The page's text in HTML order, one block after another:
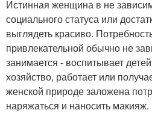
Истинная женщина в не
социального статуса или
выглядеть красиво.
привлекательной обычно не
занимается - воспитывает
хозяйство, работает или
женской природе заложена
наряжаться и наносить макияж.